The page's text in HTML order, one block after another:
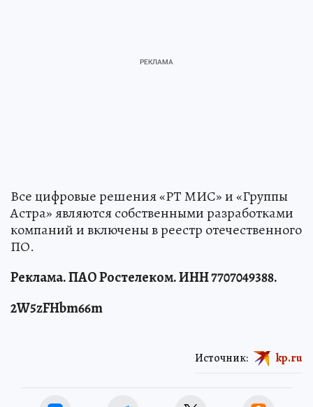
Все цифровые решения «РТ МИС» и «Группы
Астра» являются собственными разработками
компаний и включены в реестр отечественного
ПО.
Реклама. ПАО Ростелеком. ИНН 7707049388.
2W5zFHbm66m
Источник: kp.ru